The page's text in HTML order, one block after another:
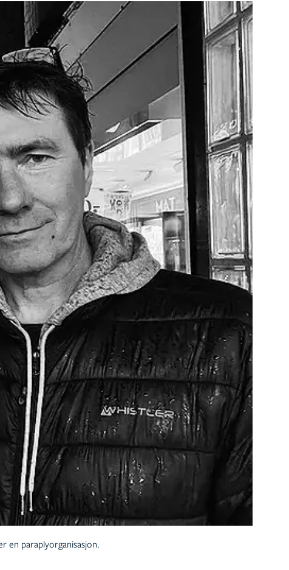
en paraplyorganisasjon.